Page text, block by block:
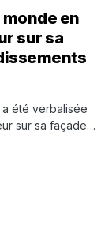
en
sur sa
été verbalisée
sur sa façade…